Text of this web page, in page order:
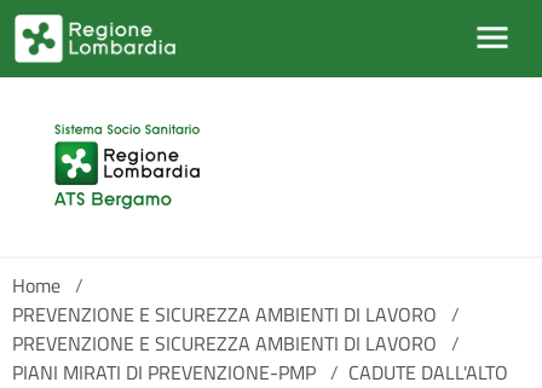
Salta al contenuto principale
Home /
PREVENZIONE E SICUREZZA AMBIENTI DI LAVORO /
PREVENZIONE E SICUREZZA AMBIENTI DI LAVORO /
PIANI MIRATI DI PREVENZIONE-PMP / CADUTE DALL'ALTO